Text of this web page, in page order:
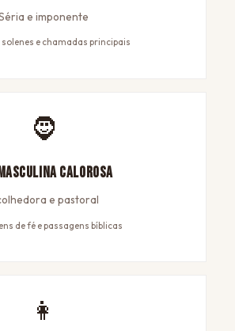
e imponente
e chamadas principais
🧔
Calorosa
e pastoral
de fé e passagens bíblicas
👩